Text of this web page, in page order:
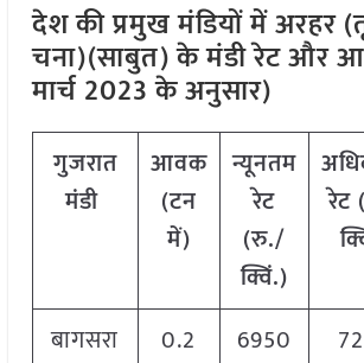
देश की प्रमुख मंडियों में अरहर
चना)(साबुत) के मंडी रेट और
मार्च 2023 के अनुसार)
गुजरात
मंडी
आवक
(टन
में)
न्यूनतम
रेट
(रु./
क्विं.)
बागसरा
0.2 6950